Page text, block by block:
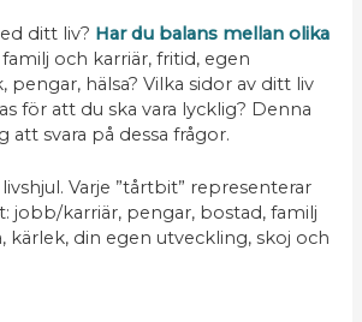
ditt liv? Har du balans mellan olika
och karriär, fritid, egen
pengar, hälsa? Vilka sidor av ditt liv
för att du ska vara lycklig? Denna
att svara på dessa frågor.
Varje ”tårtbit” representerar
jobb/karriär, pengar, bostad, familj
kärlek, din egen utveckling, skoj och